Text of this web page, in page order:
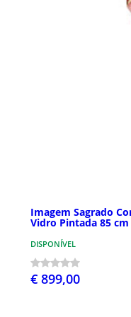
Imagem Sagrado
Vidro Pintada 85 cm
DISPONÍVEL
€ 899,00